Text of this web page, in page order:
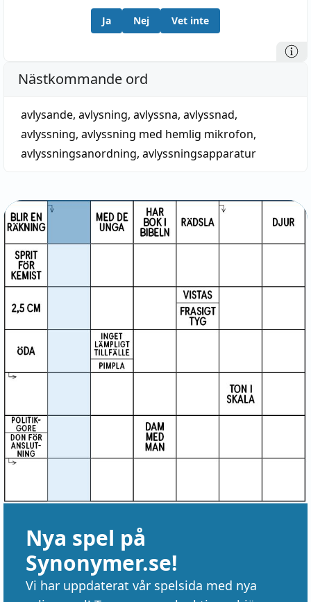
Ja Nej Vet inte
Nästkommande ord
avlysande, avlysning, avlyssna, avlyssnad,
avlyssning, avlyssning med hemlig mikrofon,
avlyssningsanordning, avlyssningsapparatur
Nya spel på
Synonymer.se!
Vi har uppdaterat vår spelsida med nya